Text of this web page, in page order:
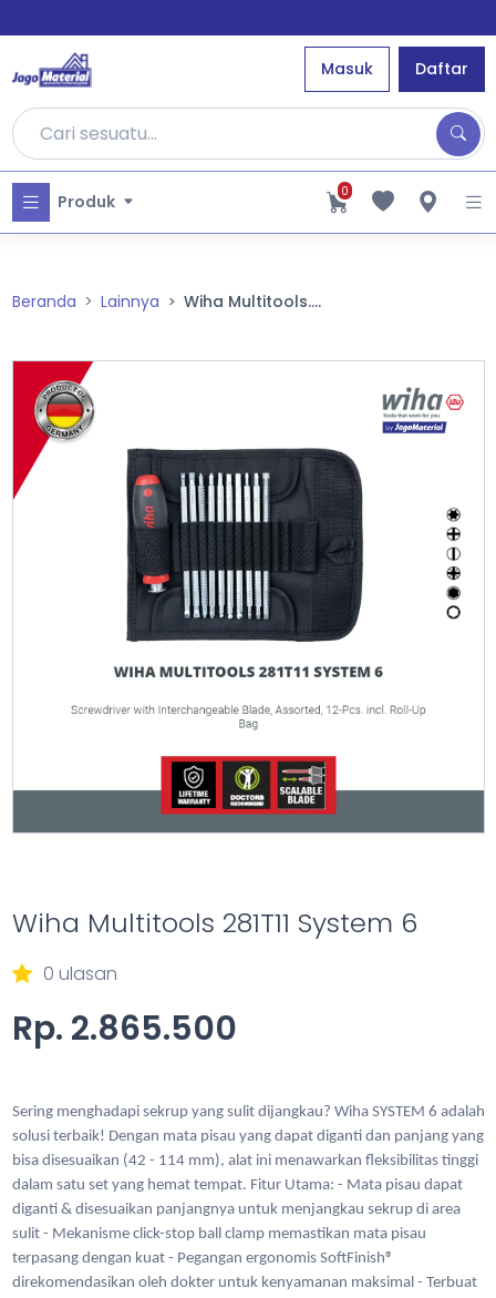
Masuk Daftar
Produk 0
Beranda Lainnya Wiha Multitools....
Wiha Multitools 281T11 System 6
0 ulasan
Rp. 2.865.500
Sering menghadapi sekrup yang sulit dijangkau? Wiha SYSTEM 6 adalah
solusi terbaik! Dengan mata pisau yang dapat diganti dan panjang yang
bisa disesuaikan (42 - 114 mm), alat ini menawarkan fleksibilitas tinggi
dalam satu set yang hemat tempat. Fitur Utama: - Mata pisau dapat
diganti & disesuaikan panjangnya untuk menjangkau sekrup di area
sulit - Mekanisme click-stop ball clamp memastikan mata pisau
terpasang dengan kuat - Pegangan ergonomis SoftFinish®
direkomendasikan oleh dokter untuk kenyamanan maksimal - Terbuat